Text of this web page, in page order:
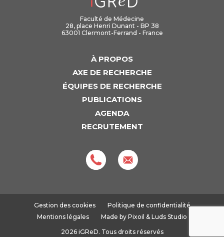
Faculté de Médecine
28, place Henri Dunant - BP 38
63001 Clermont-Ferrand - France
À PROPOS
AXE DE RECHERCHE
ÉQUIPES DE RECHERCHE
PUBLICATIONS
AGENDA
RECRUTEMENT
Gestion des cookies
Politique de confidentialité
Mentions légales
Made by Pixoil &Luds Studio
2026 iGReD. Tous droits réservés